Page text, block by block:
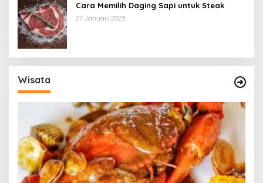
Cara Memilih Daging Sapi untuk Steak
27 Januari 2025
Wisata